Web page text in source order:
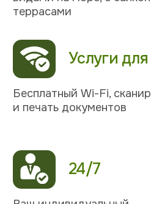
КОНТАКТЫ
8 862 555 29 96
Отдел бронирования и служба приема
Отдел бронирования
ДЛЯ КОРПОРАТИВНЫХ ГРУПП